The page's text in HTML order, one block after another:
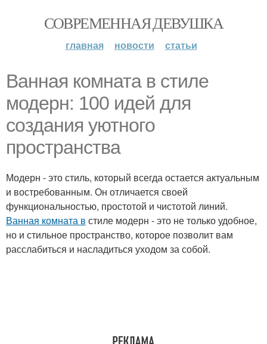
СОВРЕМЕННАЯ ДЕВУШКА
главная новости статьи
Ванная комната в стиле
модерн: 100 идей для
создания уютного
пространства
Модерн - это стиль, который всегда остается актуальным
и востребованным. Он отличается своей
функциональностью, простотой и чистотой линий.
Ванная комната в стиле модерн - это не только удобное,
но и стильное пространство, которое позволит вам
расслабиться и насладиться уходом за собой.